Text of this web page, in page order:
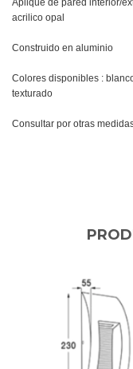
acrilico opal
Construido en aluminio
Colores disponibles :
texturado
Consultar por otras